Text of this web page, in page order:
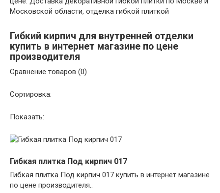
Московской области, отделка гибкой плиткой
Гибкий кирпич для внутренней отделки
купить в интернет магазине по цене
производителя
Сравнение товаров (0)
Сортировка:
Показать:
Гибкая плитка Под кирпич 017
Гибкая плитка Под кирпич 017 купить в интернет магазине
по цене производителя..